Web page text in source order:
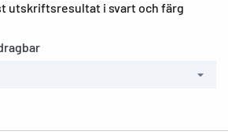
utskriftsresultat i svart och färg